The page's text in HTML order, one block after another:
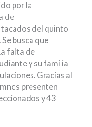
por la
de
del quinto
busca que
falta de
y su familia
Gracias al
presenten
y 43